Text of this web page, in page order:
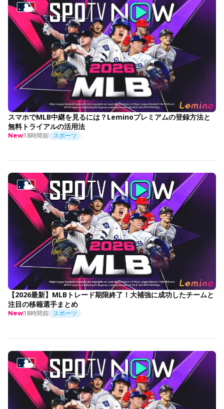
スマホでMLB中継を見るには？Leminoプレミアムの登録方法と
無料トライアルの活用法
New18時間前 スポーツ
【2026最新】MLBトレード期限終了！大補強に成功したチームと
注目の移籍選手まとめ
New18時間前 スポーツ